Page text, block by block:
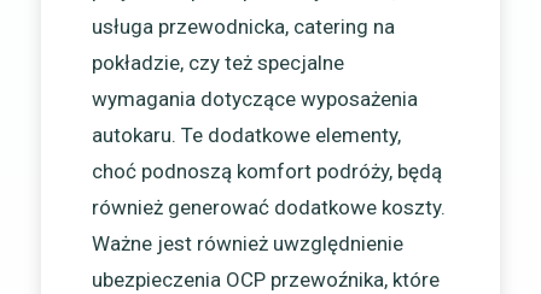
usługa przewodnicka, catering na
pokładzie, czy też specjalne
wymagania dotyczące wyposażenia
autokaru. Te dodatkowe elementy,
choć podnoszą komfort podróży, będą
również generować dodatkowe koszty.
Ważne jest również uwzględnienie
ubezpieczenia OCP przewoźnika, które